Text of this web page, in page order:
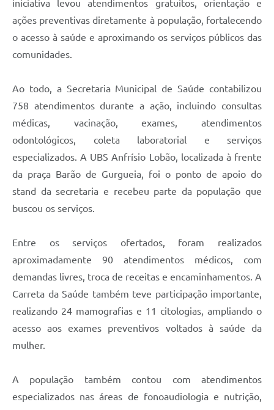
iniciativa levou atendimentos gratuitos, orientação e
ações preventivas diretamente à população, fortalecendo
o acesso à saúde e aproximando os serviços públicos das
comunidades.
Ao todo, a Secretaria Municipal de Saúde contabilizou
758 atendimentos durante a ação, incluindo consultas
médicas, vacinação, exames, atendimentos
odontológicos, coleta laboratorial e serviços
especializados. A UBS Anfrísio Lobão, localizada à frente
da praça Barão de Gurgueia, foi o ponto de apoio do
stand da secretaria e recebeu parte da população que
buscou os serviços.
Entre os serviços ofertados, foram realizados
aproximadamente 90 atendimentos médicos, com
demandas livres, troca de receitas e encaminhamentos. A
Carreta da Saúde também teve participação importante,
realizando 24 mamografias e 11 citologias, ampliando o
acesso aos exames preventivos voltados à saúde da
mulher.
A população também contou com atendimentos
especializados nas áreas de fonoaudiologia e nutrição,